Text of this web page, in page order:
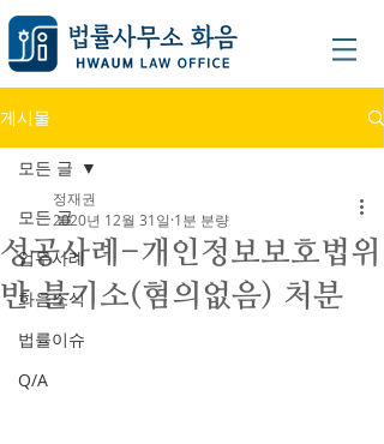
게시물
모든 글
업무사례
화음소식
법률이슈
Q/A
모든 글
성공사례-개인정보보호법위
반 불기소(혐의없음) 처분
정재권
2020년 12월 31일 1분 분량